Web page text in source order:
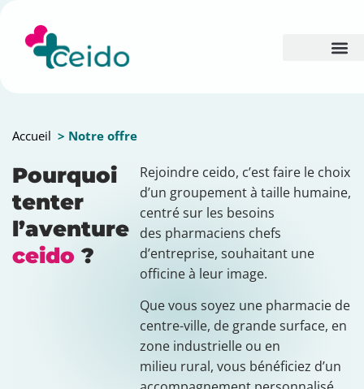
Accueil > Notre offre
Pourquoi
tenter
l’aventure
ceido ?
Rejoindre ceido, c’est faire le choix
d’un groupement à taille humaine,
centré sur les besoins
des pharmaciens chefs
d’entreprise, souhaitant une
officine à leur image.
Que vous soyez une pharmacie de
centre-ville, de grande surface, en
zone industrielle ou en
milieu rural, vous bénéficiez d’un